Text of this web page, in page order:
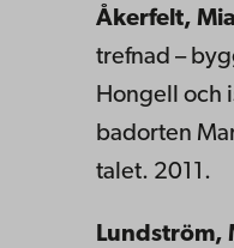
Åkerfelt, Mia
trefnad –
Hongell och
badorten
talet. 2011.
Lundström,